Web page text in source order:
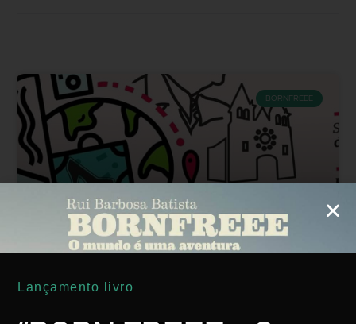
BORNFREEE
O Dia Mundial Do Turismo
Lançamento livro